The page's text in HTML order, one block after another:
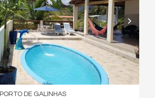
PORTO DE GALINHAS